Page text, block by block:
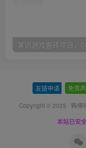
友链申请 免责
Copyright © 2025 · 韩傅
本站已安